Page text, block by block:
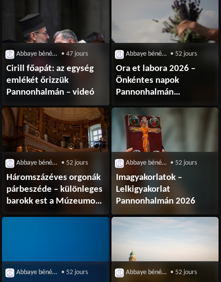
csúcstalálkozó
a Főapátságban
Abbaye bénédictine de Pannonhalma • 47 jours
Cirill főapát: az egység
emlékét őrizzük
Pannonhalmán – videó
Abbaye bénédictine de Pannonhalma • 52 jours
Ora et labora 2026 –
Önkéntes napok
Pannonhalmán
iránt érdeklődőknek
Abbaye bénédictine de Pannonhalma • 52 jours
Háromszázéves orgonák
párbeszéde – különleges
barokk est a Múzeumok
Éjszakáján Pannonhalmán
Abbaye bénédictine de Pannonhalma • 52 jours
Imagyakorlatok –
Lelkigyakorlat
Pannonhalmán 2026
Abbaye bénédictine de Pannonhalma • 52 jours Abbaye bénédictine de Pannonhalma • 52 jours